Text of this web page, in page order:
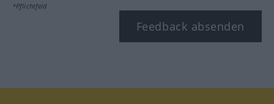
*Pflichtfeld
Feedback absenden